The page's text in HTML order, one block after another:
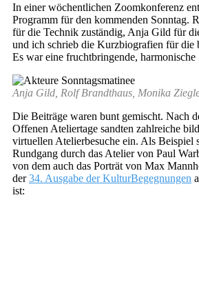
In einer wöchentlichen Zoomkonferenz
Programm für den kommenden Sonntag.
für die Technik zuständig, Anja Gild für
und ich schrieb die Kurzbiografien für die
Es war eine fruchtbringende, harmonische
Anja Gild, Rolf Brandthaus, Monika
Die Beiträge waren bunt gemischt. Nach
Offenen Ateliertage sandten zahlreiche
virtuellen Atelierbesuche ein. Als Beispiel
Rundgang durch das Atelier von Paul
von dem auch das Porträt von Max
der34. Ausgabe der KulturBegegnungen
ist: